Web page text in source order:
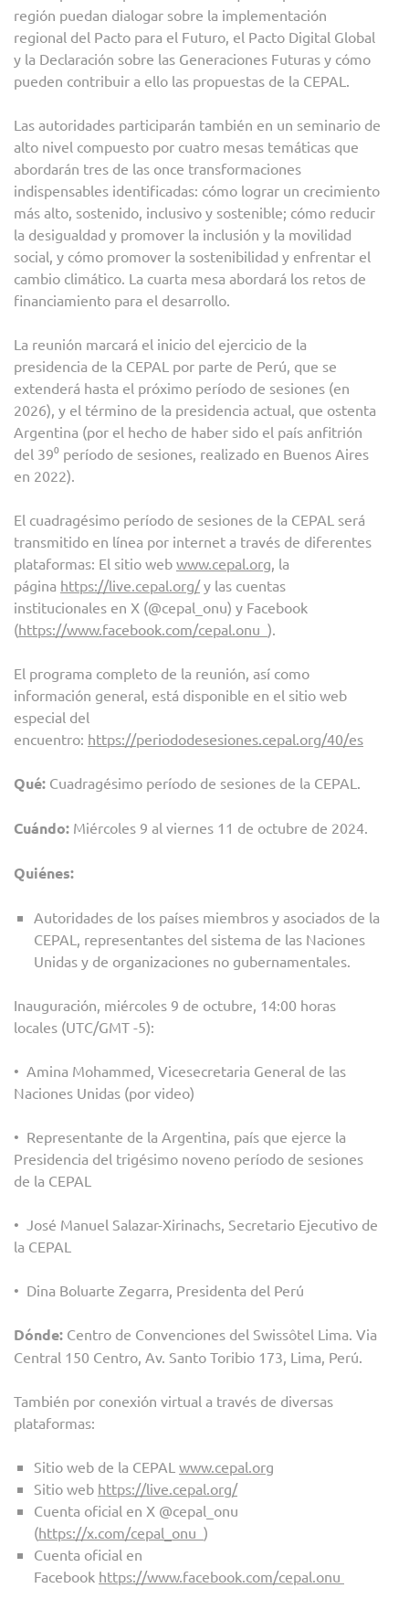
región puedan dialogar sobre la implementación
regional del Pacto para el Futuro, el Pacto Digital Global
y la Declaración sobre las Generaciones Futuras y cómo
pueden contribuir a ello las propuestas de la CEPAL.
Las autoridades participarán también en un seminario de
alto nivel compuesto por cuatro mesas temáticas que
abordarán tres de las once transformaciones
indispensables identificadas: cómo lograr un crecimiento
más alto, sostenido, inclusivo y sostenible; cómo reducir
la desigualdad y promover la inclusión y la movilidad
social, y cómo promover la sostenibilidad y enfrentar el
cambio climático. La cuarta mesa abordará los retos de
financiamiento para el desarrollo.
La reunión marcará el inicio del ejercicio de la
presidencia de la CEPAL por parte de Perú, que se
extenderá hasta el próximo período de sesiones (en
2026), y el término de la presidencia actual, que ostenta
Argentina (por el hecho de haber sido el país anfitrión
del 39⁰ período de sesiones, realizado en Buenos Aires
en 2022).
El cuadragésimo período de sesiones de la CEPAL será
transmitido en línea por internet a través de diferentes
plataformas: El sitio web www.cepal.org, la
página https://live.cepal.org/y las cuentas
institucionales en X (@cepal_onu) y Facebook
(https://www.facebook.com/cepal.onu ).
El programa completo de la reunión, así como
información general, está disponible en el sitio web
especial del
encuentro: https://periododesesiones.cepal.org/40/es
Qué: Cuadragésimo período de sesiones de la CEPAL.
Cuándo: Miércoles 9 al viernes 11 de octubre de 2024.
Quiénes:
Autoridades de los países miembros y asociados de la
CEPAL, representantes del sistema de las Naciones
Unidas y de organizaciones no gubernamentales.
Inauguración, miércoles 9 de octubre, 14:00 horas
locales (UTC/GMT -5):
• Amina Mohammed, Vicesecretaria General de las
Naciones Unidas (por video)
• Representante de la Argentina, país que ejerce la
Presidencia del trigésimo noveno período de sesiones
de la CEPAL
• José Manuel Salazar-Xirinachs, Secretario Ejecutivo de
la CEPAL
• Dina Boluarte Zegarra, Presidenta del Perú
Dónde: Centro de Convenciones del Swissôtel Lima. Via
Central 150 Centro, Av. Santo Toribio 173, Lima, Perú.
También por conexión virtual a través de diversas
plataformas:
Sitio web de la CEPAL www.cepal.org
Sitio web https://live.cepal.org/
Cuenta oficial en X @cepal_onu
(https://x.com/cepal_onu )
Cuenta oficial en
Facebook https://www.facebook.com/cepal.onu